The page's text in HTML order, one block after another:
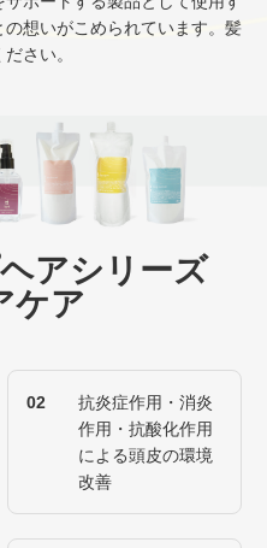
想いがこめられています。髪
さい。
アシリーズ
ケア
02
抗炎症作用・消炎
作用・抗酸化作用
による頭皮の環境
改善